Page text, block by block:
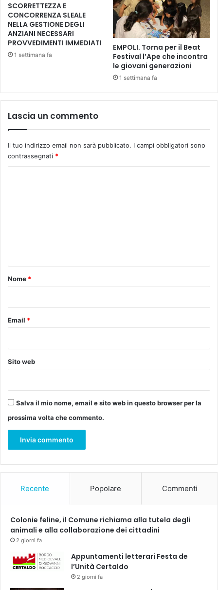
u
c
e
c
c
h
t
n
a
6
0
s
o
s
e
g
n
d
e
l
o
m
e
r
i
r
a
c
r
e
a
i
à
n
n
o
SCORRETTEZZA E
CONCORRENZA SLEALE
NELLA GESTIONE DEGLI
ANZIANI NECESSARI
PROVVEDIMENTI IMMEDIATI
1 settimana fa
EMPOLI. Torna per il Beat
Festival l’Ape che incontra
le giovani generazioni
1 settimana fa
Lascia un commento
Il tuo indirizzo email non sarà pubblicato. I campi obbligatori sono
contrassegnati *
o
Nome *
Email *
Sito web
Salva il mio nome, email e sito web in questo browser per la
prossima volta che commento.
Recente Popolare Commenti
Colonie feline, il Comune richiama alla tutela degli
animali e alla collaborazione dei cittadini
2 giorni fa
Appuntamenti letterari Festa de
l’Unità Certaldo
2 giorni fa